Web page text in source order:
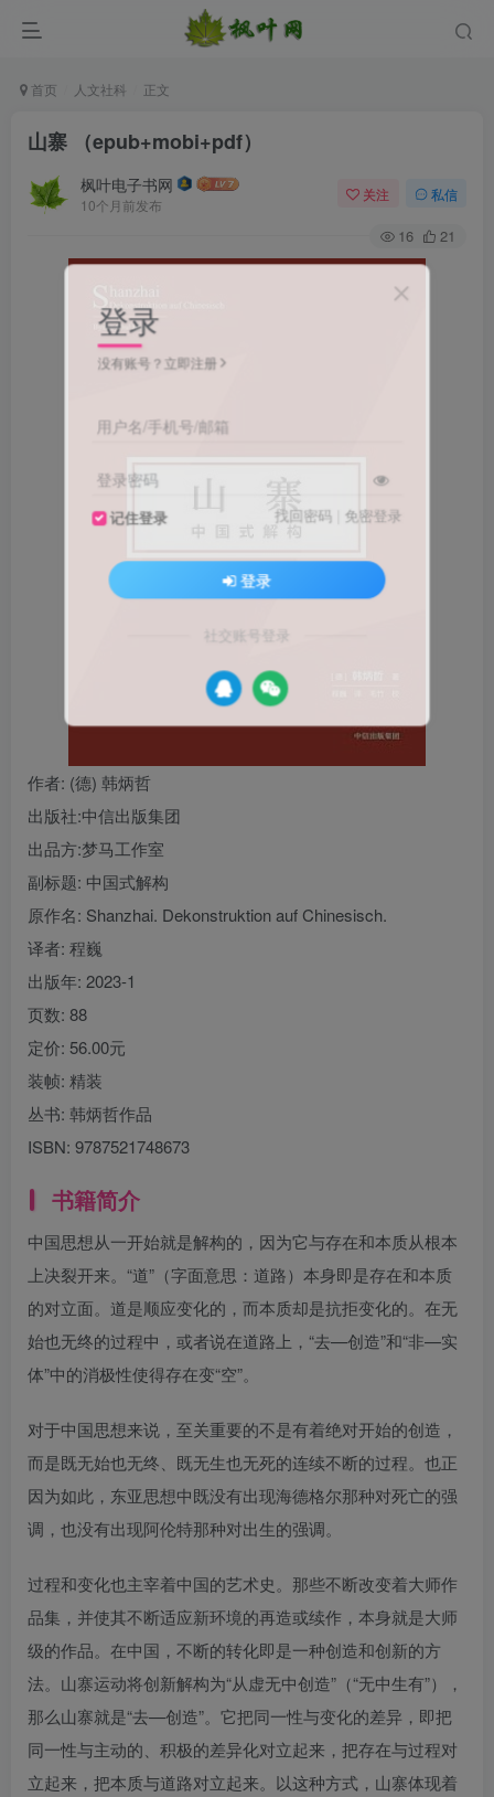
首页 人文社科 正文
山寨 （epub+mobi+pdf）
枫叶电子书网
10个月前发布
关注 私信
16 21
作者: (德) 韩炳哲
出版社:中信出版集团
出品方:梦马工作室
副标题: 中国式解构
原作名: Shanzhai. Dekonstruktion auf Chinesisch.
译者: 程巍
出版年: 2023-1
页数: 88
定价: 56.00元
装帧: 精装
丛书: 韩炳哲作品
ISBN: 9787521748673
书籍简介
中国思想从一开始就是解构的，因为它与存在和本质从根本
上决裂开来。“道”（字面意思：道路）本身即是存在和本质
的对立面。道是顺应变化的，而本质却是抗拒变化的。在无
始也无终的过程中，或者说在道路上，“去—创造”和“非—实
体”中的消极性使得存在变“空”。
对于中国思想来说，至关重要的不是有着绝对开始的创造，
而是既无始也无终、既无生也无死的连续不断的过程。也正
因为如此，东亚思想中既没有出现海德格尔那种对死亡的强
调，也没有出现阿伦特那种对出生的强调。
过程和变化也主宰着中国的艺术史。那些不断改变着大师作
品集，并使其不断适应新环境的再造或续作，本身就是大师
级的作品。在中国，不断的转化即是一种创造和创新的方
法。山寨运动将创新解构为“从虚无中创造”（“无中生有”），
那么山寨就是“去—创造”。它把同一性与变化的差异，即把
同一性与主动的、积极的差异化对立起来，把存在与过程对
立起来，把本质与道路对立起来。以这种方式，山寨体现着
登录
没有账号？立即注册
用户名/手机号/邮箱
登录密码
记住登录 找回密码 免密登录
登录
社交账号登录